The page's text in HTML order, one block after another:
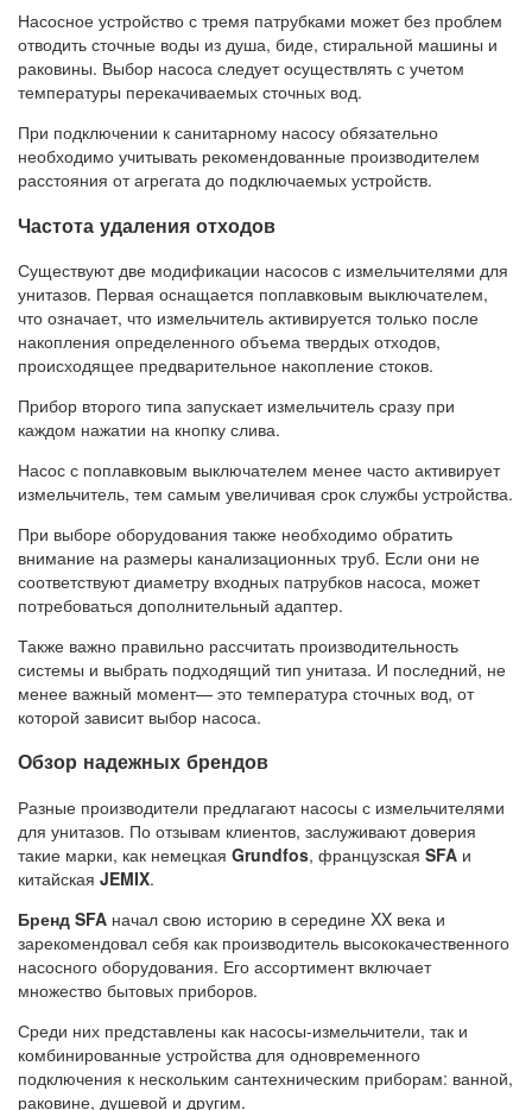
Насосное устройство с тремя патрубками может без проблем
отводить сточные воды из душа, биде, стиральной машины и
раковины. Выбор насоса следует осуществлять с учетом
температуры перекачиваемых сточных вод.
При подключении к санитарному насосу обязательно
необходимо учитывать рекомендованные производителем
расстояния от агрегата до подключаемых устройств.
Частота удаления отходов
Существуют две модификации насосов с измельчителями для
унитазов. Первая оснащается поплавковым выключателем,
что означает, что измельчитель активируется только после
накопления определенного объема твердых отходов,
происходящее предварительное накопление стоков.
Прибор второго типа запускает измельчитель сразу при
каждом нажатии на кнопку слива.
Насос с поплавковым выключателем менее часто активирует
измельчитель, тем самым увеличивая срок службы устройства.
При выборе оборудования также необходимо обратить
внимание на размеры канализационных труб. Если они не
соответствуют диаметру входных патрубков насоса, может
потребоваться дополнительный адаптер.
Также важно правильно рассчитать производительность
системы и выбрать подходящий тип унитаза. И последний, не
менее важный момент— это температура сточных вод, от
которой зависит выбор насоса.
Обзор надежных брендов
Разные производители предлагают насосы с измельчителями
для унитазов. По отзывам клиентов, заслуживают доверия
такие марки, как немецкая Grundfos, французская SFA и
китайская JEMIX.
Бренд SFA начал свою историю в середине XX века и
зарекомендовал себя как производитель высококачественного
насосного оборудования. Его ассортимент включает
множество бытовых приборов.
Среди них представлены как насосы-измельчители, так и
комбинированные устройства для одновременного
подключения к нескольким сантехническим приборам: ванной,
раковине, душевой и другим.